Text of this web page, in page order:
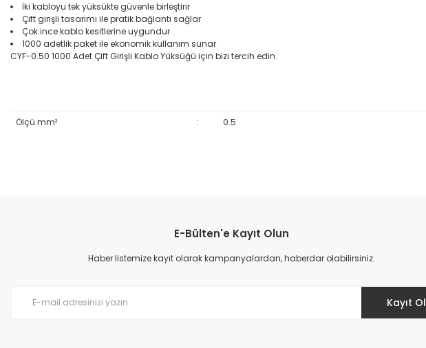
İki kabloyu tek yüksükte güvenle birleştirir
Çift girişli tasarımı ile pratik bağlantı sağlar
Çok ince kablo kesitlerine uygundur
1000 adetlik paket ile ekonomik kullanım sunar
CYF-0.50 1000 Adet Çift Girişli Kablo Yüksüğü için bizi tercih edin.
Ölçü mm² : 0.5
Ürün resmi kalitesiz, bozuk veya görüntülenemiyor.
Ürün açıklamasında eksik bilgiler bulunuyor.
E-Bülten'e Kayıt Olun
Haber listemize kayıt olarak kampanyalardan, haberdar olabilirsiniz.
Kayıt Ol